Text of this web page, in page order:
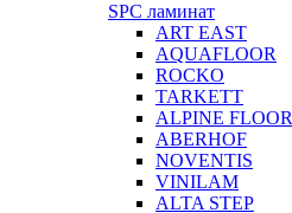
SPC ламинат
ART EAST
AQUAFLOOR
ROCKO
TARKETT
ALPINE FLOOR
ABERHOF
NOVENTIS
VINILAM
ALTA STEP